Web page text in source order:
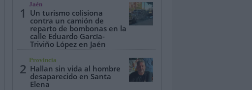
Jaén, Pueblo a Pueblo Gente
1
Jaén
Un turismo colisiona
contra un camión de
reparto de bombonas en la
calle Eduardo García-
Triviño López en Jaén
2
Provincia
Hallan sin vida al hombre
desaparecido en Santa
Elena